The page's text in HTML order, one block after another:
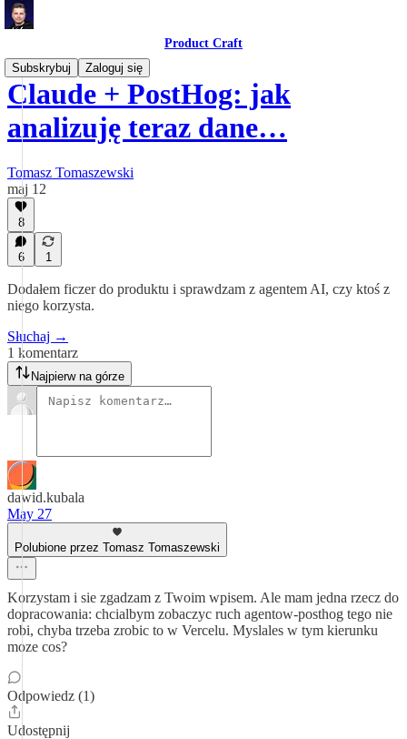
Product Craft
Subskrybuj
Zaloguj się
Claude + PostHog: jak
analizuję teraz dane…
Tomasz Tomaszewski
maj 12
8
6 1
Dodałem ficzer do produktu i sprawdzam z agentem AI, czy ktoś z
niego korzysta.
Słuchaj →
1 komentarz
Najpierw na górze
dawid.kubala
May 27
Polubione przez Tomasz Tomaszewski
Korzystam i sie zgadzam z Twoim wpisem. Ale mam jedna rzecz do
dopracowania: chcialbym zobaczyc ruch agentow-posthog tego nie
robi, chyba trzeba zrobic to w Vercelu. Myslales w tym kierunku
moze cos?
Odpowiedz (1)
Udostępnij